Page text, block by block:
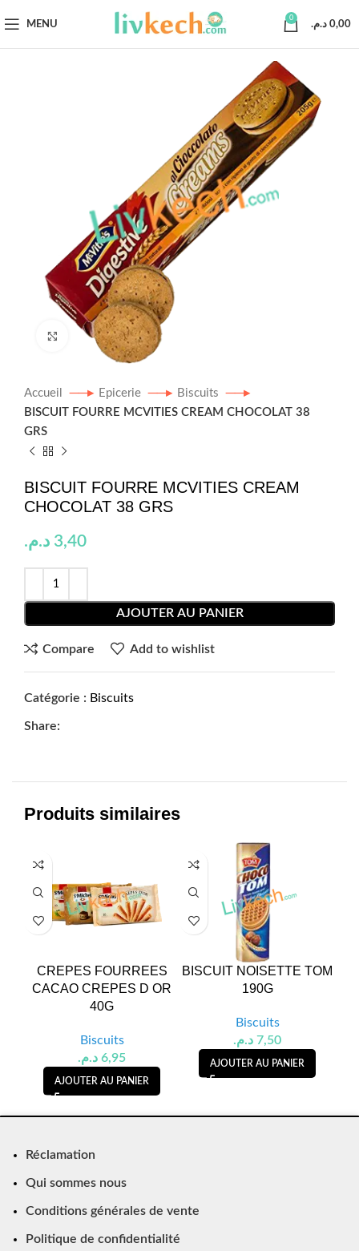
MENU
0
0,00 د.م.
Click to enlarge
Accueil Epicerie
Biscuits
BISCUIT FOURRE MCVITIES CREAM CHOCOLAT 38
GRS
BISCUIT FOURRE MCVITIES CREAM
CHOCOLAT 38 GRS
3,40 د.م.
AJOUTER AU PANIER
Compare Add to wishlist
Catégorie : Biscuits
Share:
Produits similaires
CREPES FOURREES
CACAO CREPES D OR
40G
Biscuits
6,95 د.م.
AJOUTER AU PANIER
BISCUIT NOISETTE TOM
190G
Biscuits
7,50 د.م.
AJOUTER AU PANIER
Réclamation
Qui sommes nous
Conditions générales de vente
Politique de confidentialité